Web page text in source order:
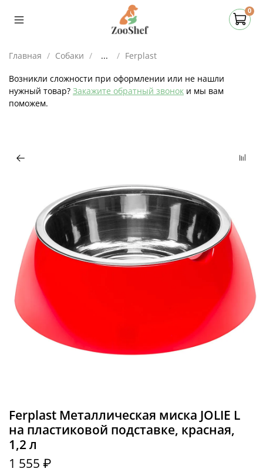
0
Главная Собаки ... Ferplast
Возникли сложности при оформлении или не нашли
нужный товар? Закажите обратный звонок и мы вам
поможем.
Ferplast Металлическая миска JOLIE L
на пластиковой подставке, красная,
1,2 л
1 555 ₽